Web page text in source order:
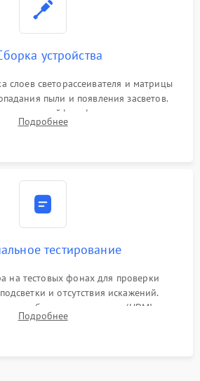
устройства
слоев светорассеивателя и матрицы
пыли и появления засветов.
шлейфов, фиксация плат и
пластикового корпуса монитора.
Подробнее
тестирование
на тестовых фонах для проверки
и отсутствия искажений.
всех портов (HDMI,
кнопок управления под нагрузкой в
Подробнее